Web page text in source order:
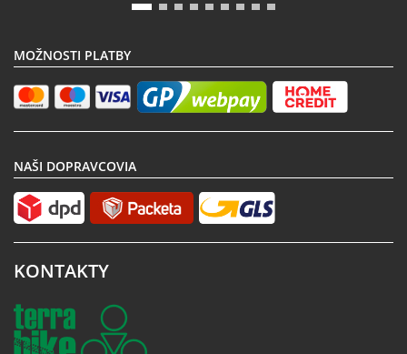
MOŽNOSTI PLATBY
NAŠI DOPRAVCOVIA
KONTAKTY